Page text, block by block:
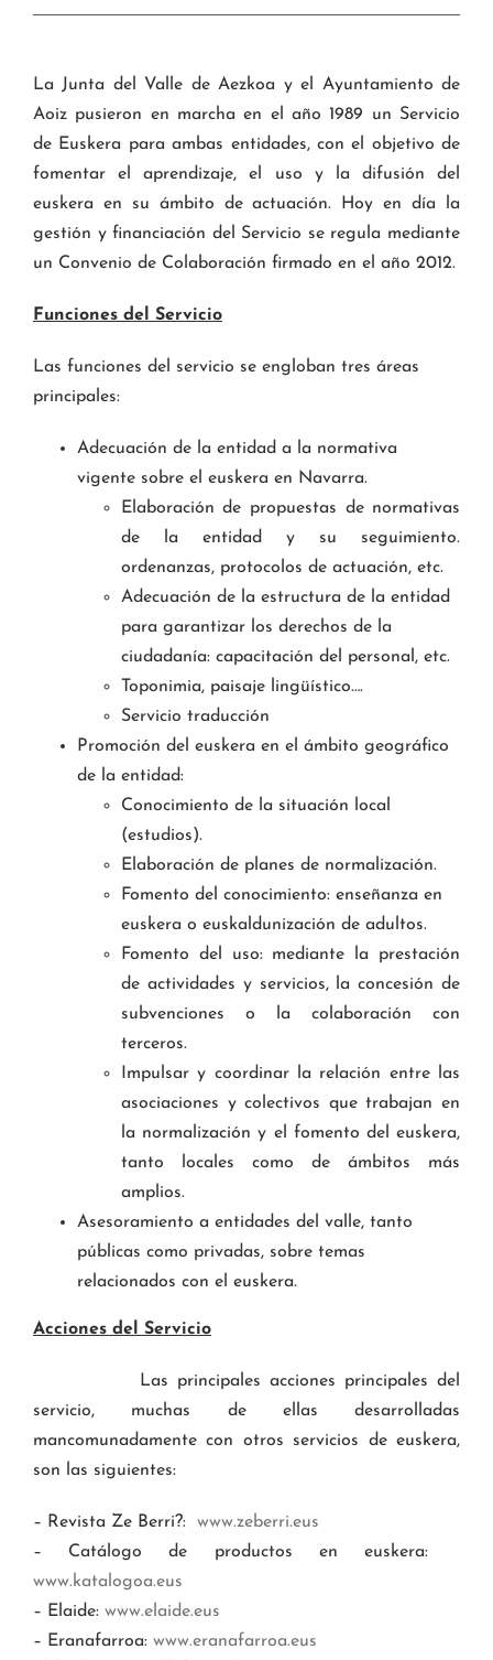
La Junta del Valle de Aezkoa y el Ayuntamiento de
Aoiz pusieron en marcha en el año 1989 un Servicio
de Euskera para ambas entidades, con el objetivo de
fomentar el aprendizaje, el uso y la difusión del
euskera en su ámbito de actuación. Hoy en día la
gestión y financiación del Servicio se regula mediante
un Convenio de Colaboración firmado en el año 2012.
Funciones del Servicio
Las funciones del servicio se engloban tres áreas
principales:
Adecuación de la entidad a la normativa
vigente sobre el euskera en Navarra.
Elaboración de propuestas de normativas
de la entidad y su seguimiento.
ordenanzas, protocolos de actuación, etc.
Adecuación de la estructura de la entidad
para garantizar los derechos de la
ciudadanía: capacitación del personal, etc.
Toponimia, paisaje lingüístico….
Servicio traducción
Promoción del euskera en el ámbito geográfico
de la entidad:
Conocimiento de la situación local
(estudios).
Elaboración de planes de normalización.
Fomento del conocimiento: enseñanza en
euskera o euskaldunización de adultos.
Fomento del uso: mediante la prestación
de actividades y servicios, la concesión de
subvenciones o la colaboración con
terceros.
Impulsar y coordinar la relación entre las
asociaciones y colectivos que trabajan en
la normalización y el fomento del euskera,
tanto locales como de ámbitos más
amplios.
Asesoramiento a entidades del valle, tanto
públicas como privadas, sobre temas
relacionados con el euskera.
Acciones del Servicio
Las principales acciones principales del
servicio, muchas de ellas desarrolladas
mancomunadamente con otros servicios de euskera,
son las siguientes:
– Revista Ze Berri?: www.zeberri.eus
– Catálogo de productos en euskera:
www.katalogoa.eus
– Elaide: www.elaide.eus
– Eranafarroa: www.eranafarroa.eus